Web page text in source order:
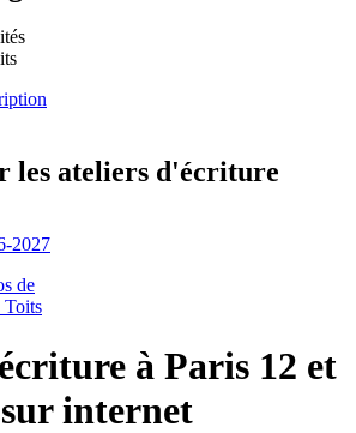
les ateliers d'écriture
2027
de
Toits
à Paris 12 et
internet